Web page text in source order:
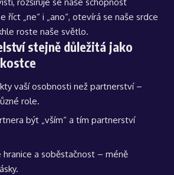
rozšiřuje se naše schopnost
říct „ne“ i „ano“, otevírá se naše srdce
roste naše světlo.
stejně důležitá jako
vaší osobnosti než partnerství –
role.
být „vším“ a tím partnerství
hranice a soběstačnost – méně